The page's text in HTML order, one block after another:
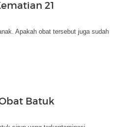
21
Apakah obat tersebut juga sudah
Batuk